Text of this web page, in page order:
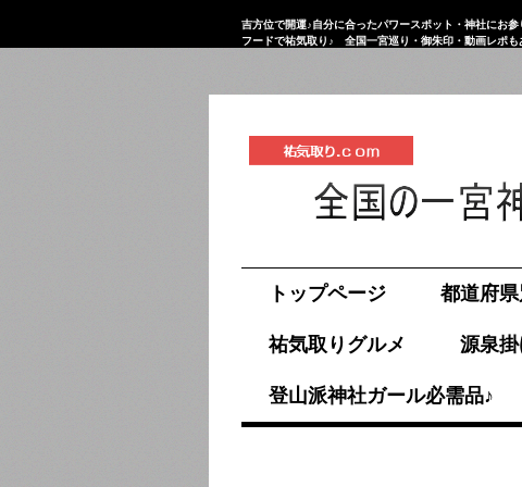
吉方位で開運♪自分に合ったパワースポット・神社にお
フードで祐気取り♪ 全国一宮巡り・御朱印・動画レポも
トップページ 都道府
祐気取りグルメ 源泉
登山派神社ガール必需品♪